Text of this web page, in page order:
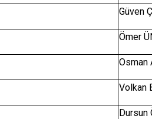
Güven
Ömer
Osman
Volkan
Dursun